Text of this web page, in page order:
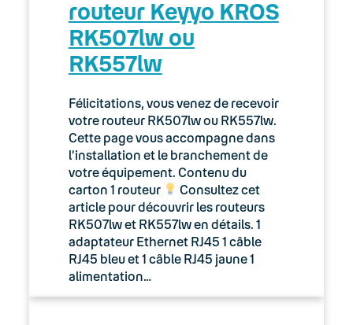
routeur Keyyo KROS
RK507lw ou
RK557lw
Félicitations, vous venez de recevoir
votre routeur RK507lw ou RK557lw.
Cette page vous accompagne dans
l’installation et le branchement de
votre équipement. Contenu du
carton 1 routeur
Consultez cet
article pour découvrir les routeurs
RK507lw et RK557lw en détails. 1
adaptateur Ethernet RJ45 1 câble
RJ45 bleu et 1 câble RJ45 jaune 1
alimentation…